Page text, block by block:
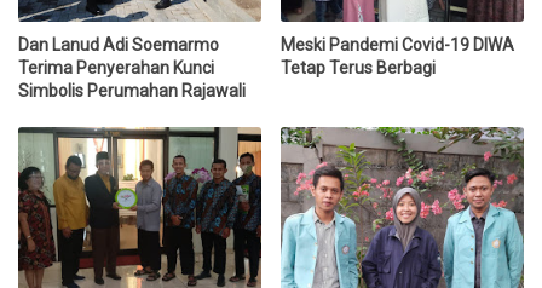
Dan Lanud Adi Soemarmo
Terima Penyerahan Kunci
Simbolis Perumahan Rajawali
Meski Pandemi Covid-19 DIWA
Tetap Terus Berbagi